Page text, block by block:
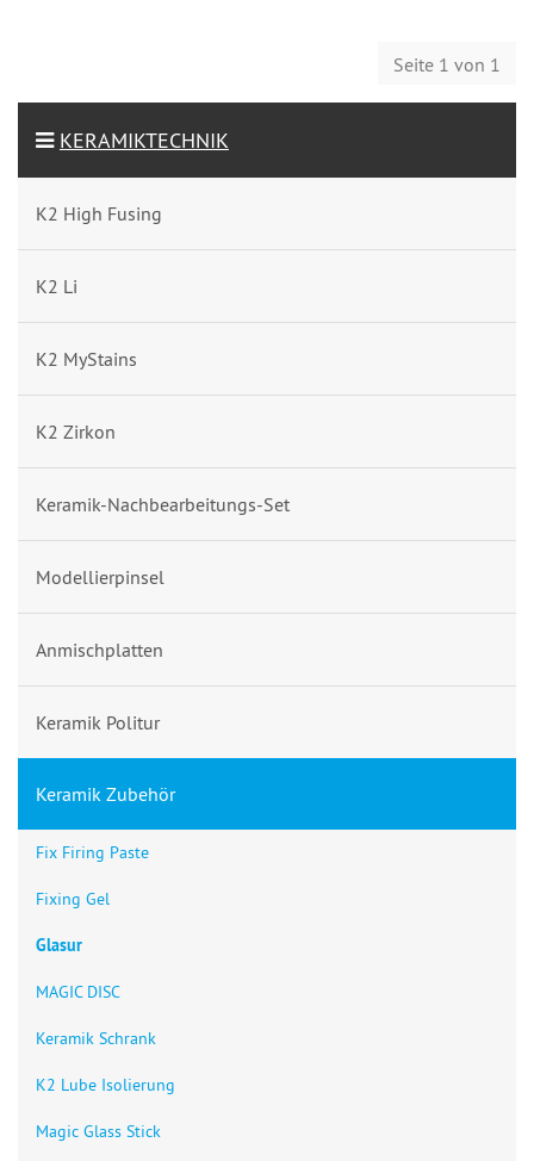
Seite 1 von 1
KERAMIKTECHNIK
K2 High Fusing
K2 Li
K2 MyStains
K2 Zirkon
Keramik-Nachbearbeitungs-Set
Modellierpinsel
Anmischplatten
Keramik Politur
Keramik Zubehör
Fix Firing Paste
Fixing Gel
Glasur
MAGIC DISC
Keramik Schrank
K2 Lube Isolierung
Magic Glass Stick